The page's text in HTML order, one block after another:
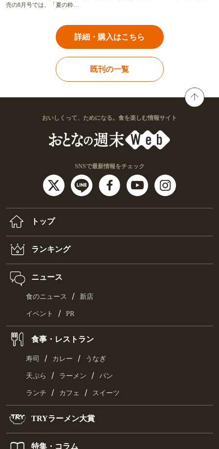
売の8月号では、「夏の粋…
詳細・購入はこちら
既刊の一覧
おいしくって、ためになる。食を楽しむ情報サイト
SNSで最新情報をチェック
トップ
ランキング
ニュース
食のニュース / 新店
イベント / PR
食事・レストラン
寿司 / カレー / うなぎ
天ぷら / ラーメン / パン
ランチ / カフェ / スイーツ
TRYラーメン大賞
特集・コラム